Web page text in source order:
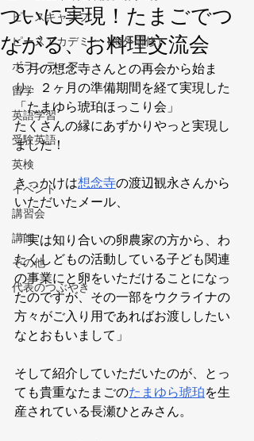
ピースキャンプ
ピースアカデミー（海外研修）
ボランティア
留学
英語学習
受験英語
英検
イベント
講習会
講師
その他
代表のつぶやき
ついに実現！たまごでつ
ながる、お料理交流会
５月の想念寺さんとの再会から始ま
り、２ヶ月の準備期間を経て実現した
「たまゆら琥珀ほっこり会」
たくさんの縁にあずかりやっと実現し
ました！
きっかけは想念寺の渡辺観永さんから
いただいたメール、
「実は知り合いの卵農家の方から、わ
たくしどもの活動している子ども関連
の事業にと卵をいただけることになっ
たのですが、その一部をウクライナの
方々がご入り用であればお渡ししたい
なとおもいまして」
そして紹介していただいたのが、とっ
ても貴重なたまごのたまゆら琥珀を生
産されている長瀬ひとみさん。